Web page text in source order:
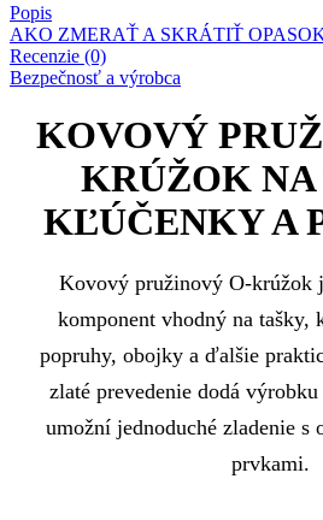
Popis
AKO ZMERAŤ A SKRÁTIŤ
Recenzie (0)
Bezpečnosť a výrobca
KOVOVÝ
KRÚŽOK NA
KĽÚČENKY A
Kovový pružinový O-krúžok
komponent vhodný na tašky,
popruhy, obojky a ďalšie
zlaté prevedenie dodá
umožní jednoduché zladenie s
prvkami.